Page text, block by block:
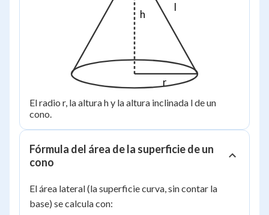
r
h
l
El radio r, la altura h y la altura inclinada l de un
cono.
Fórmula del área de la superficie de un
cono
El área lateral (la superficie curva, sin contar la
base) se calcula con: